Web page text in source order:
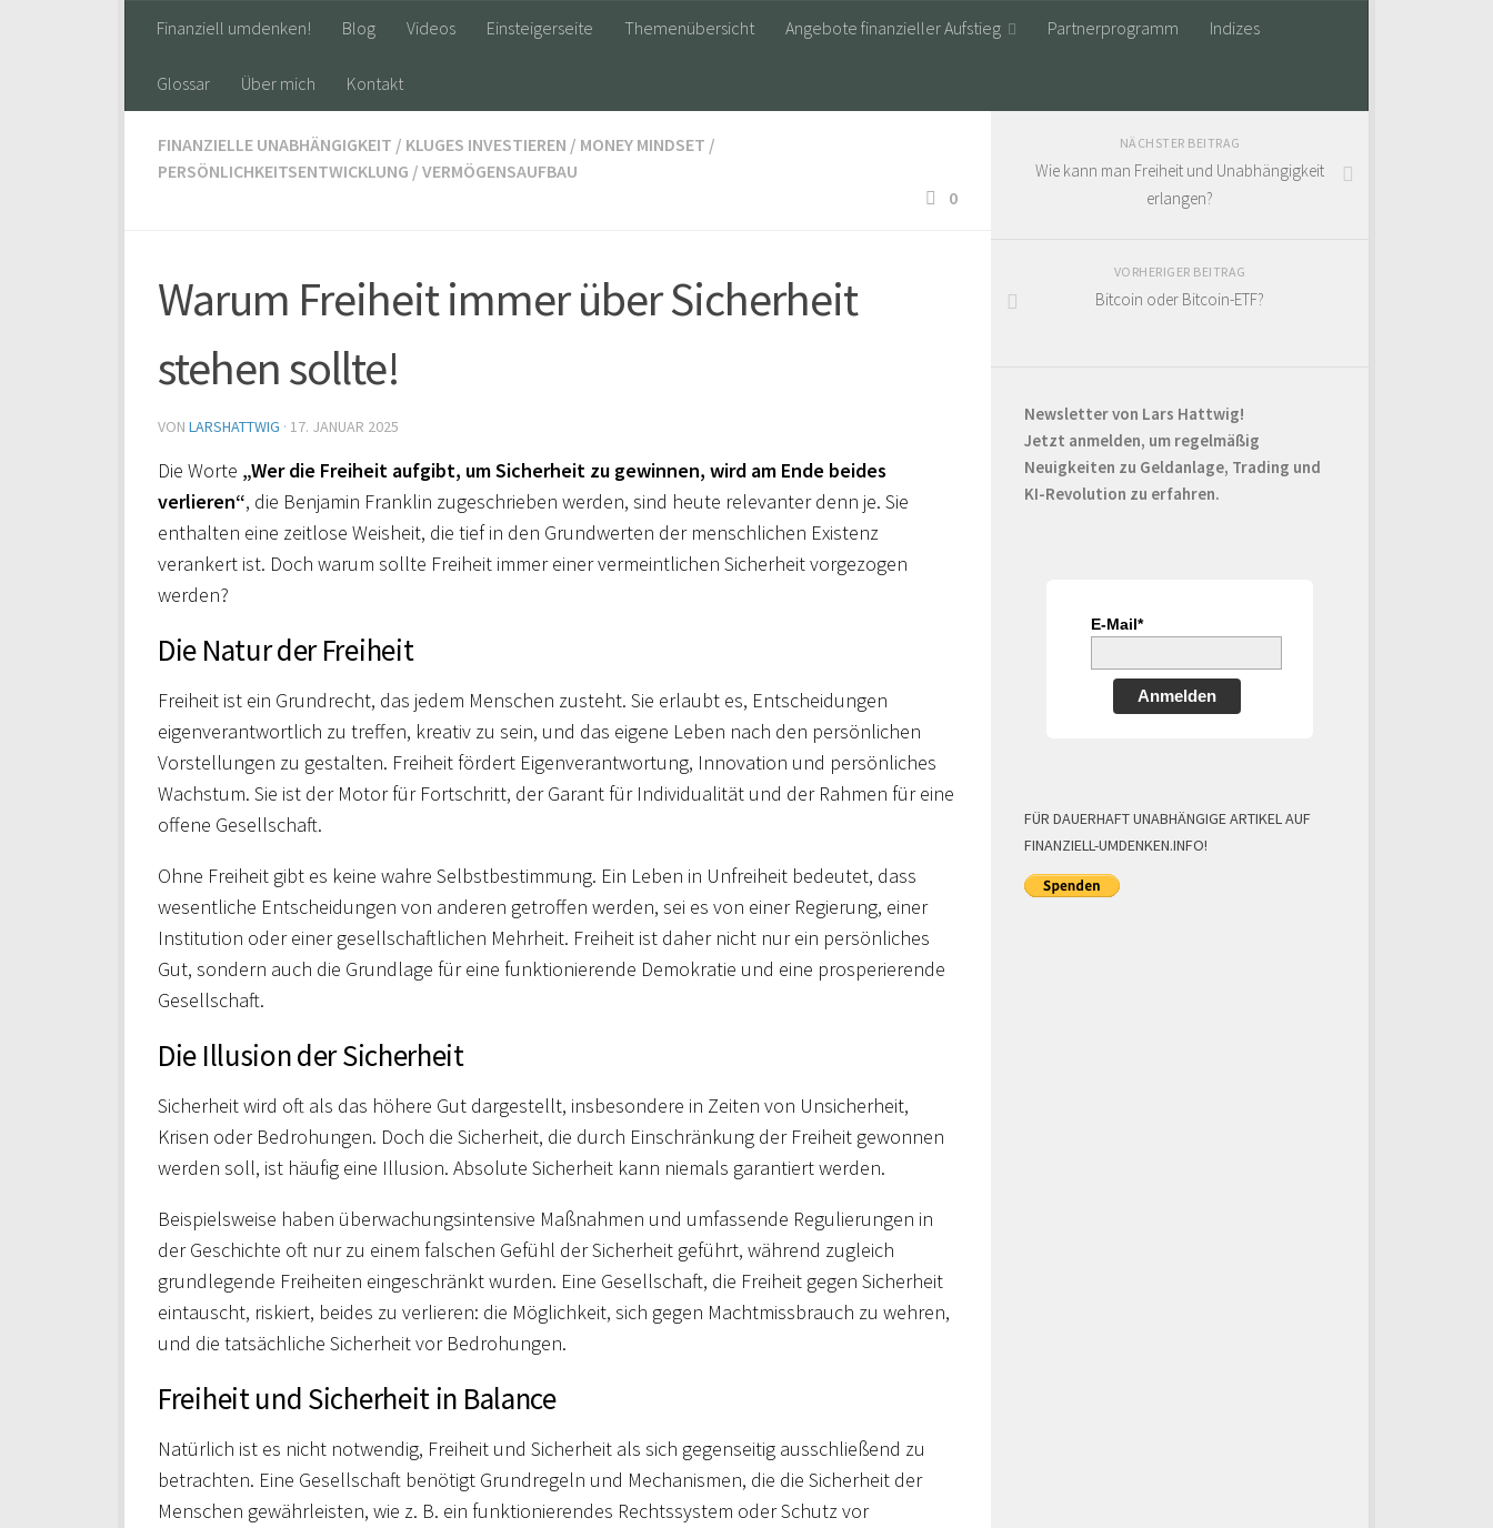
Finanziell umdenken! Blog Videos Einsteigerseite Themenübersicht Angebote finanzieller Aufstieg Partnerprogramm Indizes
Glossar Über mich Kontakt
FINANZIELLE UNABHÄNGIGKEIT / KLUGES INVESTIEREN / MONEY MINDSET /
PERSÖNLICHKEITSENTWICKLUNG / VERMÖGENSAUFBAU
0
Warum Freiheit immer über Sicherheit
stehen sollte!
VON LARSHATTWIG · 17. JANUAR 2025
Die Worte „Wer die Freiheit aufgibt, um Sicherheit zu gewinnen, wird am Ende beides
verlieren“, die Benjamin Franklin zugeschrieben werden, sind heute relevanter denn je. Sie
enthalten eine zeitlose Weisheit, die tief in den Grundwerten der menschlichen Existenz
verankert ist. Doch warum sollte Freiheit immer einer vermeintlichen Sicherheit vorgezogen
werden?
Die Natur der Freiheit
Freiheit ist ein Grundrecht, das jedem Menschen zusteht. Sie erlaubt es, Entscheidungen
eigenverantwortlich zu treffen, kreativ zu sein, und das eigene Leben nach den persönlichen
Vorstellungen zu gestalten. Freiheit fördert Eigenverantwortung, Innovation und persönliches
Wachstum. Sie ist der Motor für Fortschritt, der Garant für Individualität und der Rahmen für eine
offene Gesellschaft.
Ohne Freiheit gibt es keine wahre Selbstbestimmung. Ein Leben in Unfreiheit bedeutet, dass
wesentliche Entscheidungen von anderen getroffen werden, sei es von einer Regierung, einer
Institution oder einer gesellschaftlichen Mehrheit. Freiheit ist daher nicht nur ein persönliches
Gut, sondern auch die Grundlage für eine funktionierende Demokratie und eine prosperierende
Gesellschaft.
Die Illusion der Sicherheit
Sicherheit wird oft als das höhere Gut dargestellt, insbesondere in Zeiten von Unsicherheit,
Krisen oder Bedrohungen. Doch die Sicherheit, die durch Einschränkung der Freiheit gewonnen
werden soll, ist häufig eine Illusion. Absolute Sicherheit kann niemals garantiert werden.
Beispielsweise haben überwachungsintensive Maßnahmen und umfassende Regulierungen in
der Geschichte oft nur zu einem falschen Gefühl der Sicherheit geführt, während zugleich
grundlegende Freiheiten eingeschränkt wurden. Eine Gesellschaft, die Freiheit gegen Sicherheit
eintauscht, riskiert, beides zu verlieren: die Möglichkeit, sich gegen Machtmissbrauch zu wehren,
und die tatsächliche Sicherheit vor Bedrohungen.
Freiheit und Sicherheit in Balance
Natürlich ist es nicht notwendig, Freiheit und Sicherheit als sich gegenseitig ausschließend zu
betrachten. Eine Gesellschaft benötigt Grundregeln und Mechanismen, die die Sicherheit der
Menschen gewährleisten, wie z. B. ein funktionierendes Rechtssystem oder Schutz vor
NÄCHSTER BEITRAG
Wie kann man Freiheit und Unabhängigkeit
erlangen?
VORHERIGER BEITRAG
Bitcoin oder Bitcoin-ETF?
Newsletter von Lars Hattwig!
Jetzt anmelden, um regelmäßig
Neuigkeiten zu Geldanlage, Trading und
KI-Revolution zu erfahren.
E-Mail*
Anmelden
FÜR DAUERHAFT UNABHÄNGIGE ARTIKEL AUF
FINANZIELL-UMDENKEN.INFO!